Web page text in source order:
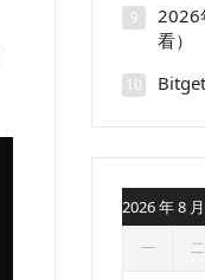
9
2026
看）
10
2026 年 8 月
一 二